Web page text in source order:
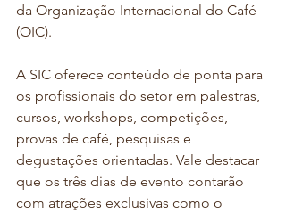
da Organização Internacional do Café
(OIC).
A SIC oferece conteúdo de ponta para
os profissionais do setor em palestras,
cursos, workshops, competições,
provas de café, pesquisas e
degustações orientadas. Vale destacar
que os três dias de evento contarão
com atrações exclusivas como o